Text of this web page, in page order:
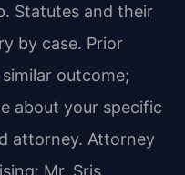
Statutes and their
by case. Prior
outcome;
about your specific
attorney. Attorney
Mr. Sris.